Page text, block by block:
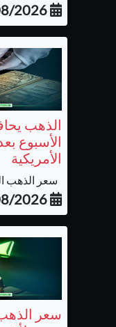
10/08/2026
الذهب
الأسبوع
الأمريكية
سعر الذهب
10/08/2026